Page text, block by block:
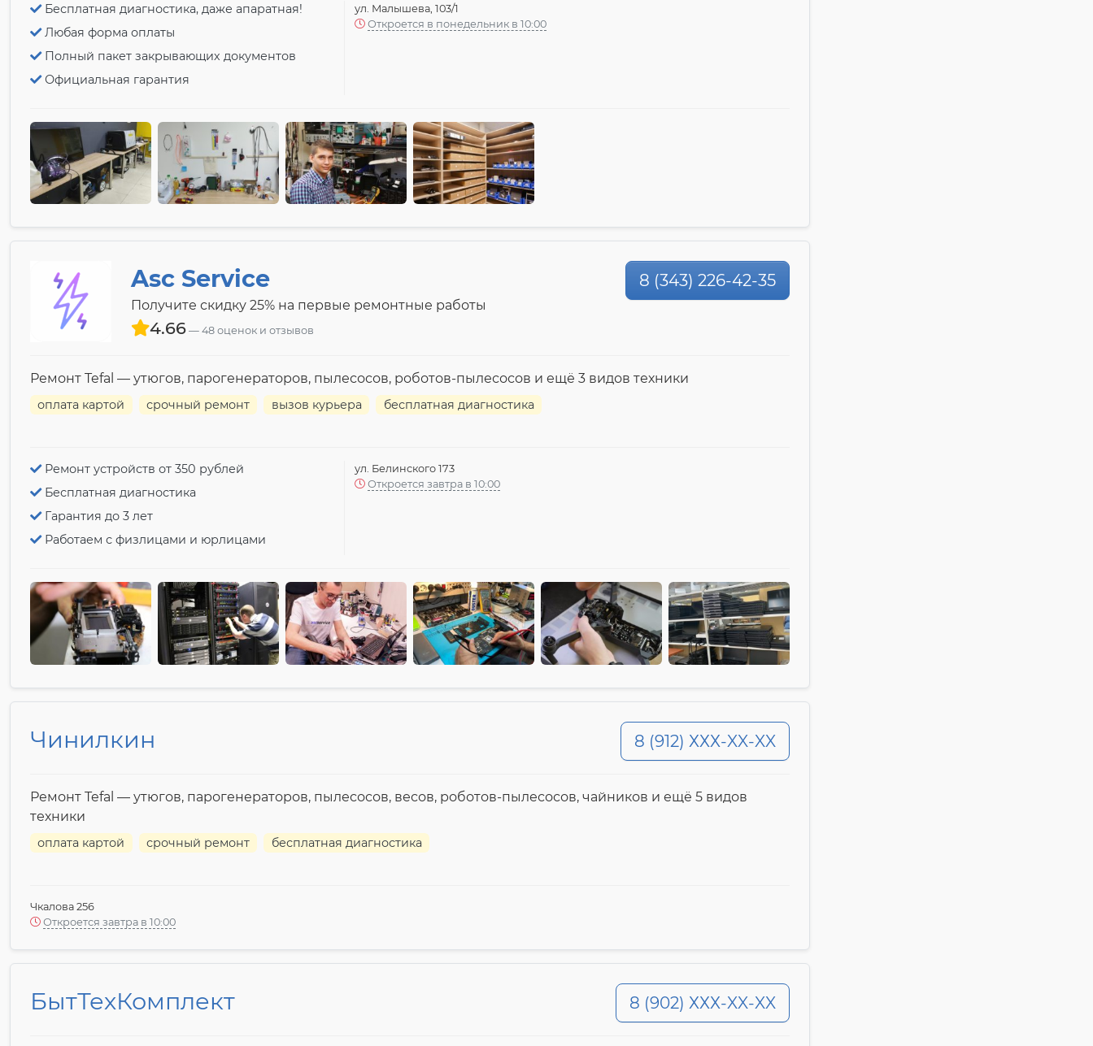
Бесплатная диагностика, даже апаратная!
Любая форма оплаты
Полный пакет закрывающих документов
Официальная гарантия
ул. Малышева, 103/1
Откроется в понедельник в 10:00
Asc Service
Получите скидку 25% на первые ремонтные работы
4.66 48 оценок и отзывов
8 (343) 226-42-35
Ремонт Tefal — утюгов, парогенераторов, пылесосов, роботов-пылесосов и ещё 3 видов техники
оплата картой срочный ремонт вызов курьера бесплатная диагностика
Ремонт устройств от 350 рублей
Бесплатная диагностика
Гарантия до 3 лет
Работаем с физлицами и юрлицами
ул. Белинского 173
Откроется завтра в 10:00
Чинилкин 8 (912) ХХХ-XX-XX
Ремонт Tefal — утюгов, парогенераторов, пылесосов, весов, роботов-пылесосов, чайников и ещё 5 видов
техники
оплата картой срочный ремонт бесплатная диагностика
Чкалова 256
Откроется завтра в 10:00
БытТехКомплект 8 (902) ХХХ-XX-XX